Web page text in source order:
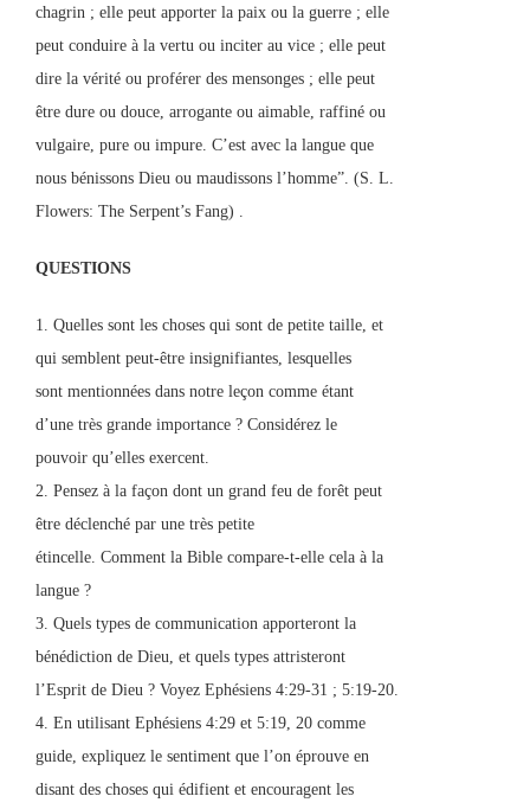
chagrin ; elle peut apporter la paix ou la guerre ; elle
peut conduire à la vertu ou inciter au vice ; elle peut
dire la vérité ou proférer des mensonges ; elle peut
être dure ou douce, arrogante ou aimable, raffiné ou
vulgaire, pure ou impure. C’est avec la langue que
nous bénissons Dieu ou maudissons l’homme”. (S. L.
Flowers: The Serpent’s Fang) .
QUESTIONS
1. Quelles sont les choses qui sont de petite taille, et
qui semblent peut-être insignifiantes, lesquelles
sont mentionnées dans notre leçon comme étant
d’une très grande importance ? Considérez le
pouvoir qu’elles exercent.
2. Pensez à la façon dont un grand feu de forêt peut
être déclenché par une très petite
étincelle. Comment la Bible compare-t-elle cela à la
langue ?
3. Quels types de communication apporteront la
bénédiction de Dieu, et quels types attristeront
l’Esprit de Dieu ? Voyez Ephésiens 4:29-31 ; 5:19-20.
4. En utilisant Ephésiens 4:29 et 5:19, 20 comme
guide, expliquez le sentiment que l’on éprouve en
disant des choses qui édifient et encouragent les